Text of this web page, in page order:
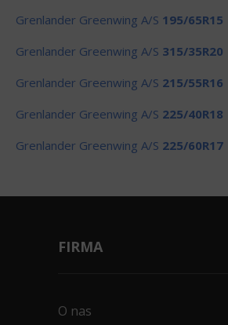
Grenlander Greenwing A/S 195/65R15
Grenlander Greenwing A/S 315/35R20
Grenlander Greenwing A/S 215/55R16
Grenlander Greenwing A/S 225/40R18
Grenlander Greenwing A/S 225/60R17
FIRMA
O nas